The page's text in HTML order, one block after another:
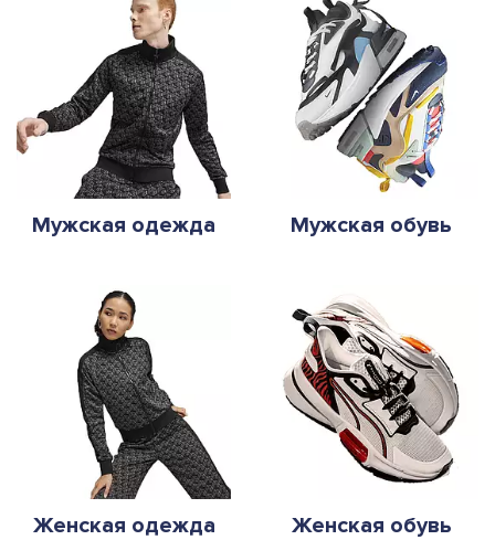
Мужская одежда Мужская обувь
Женская одежда Женская обувь